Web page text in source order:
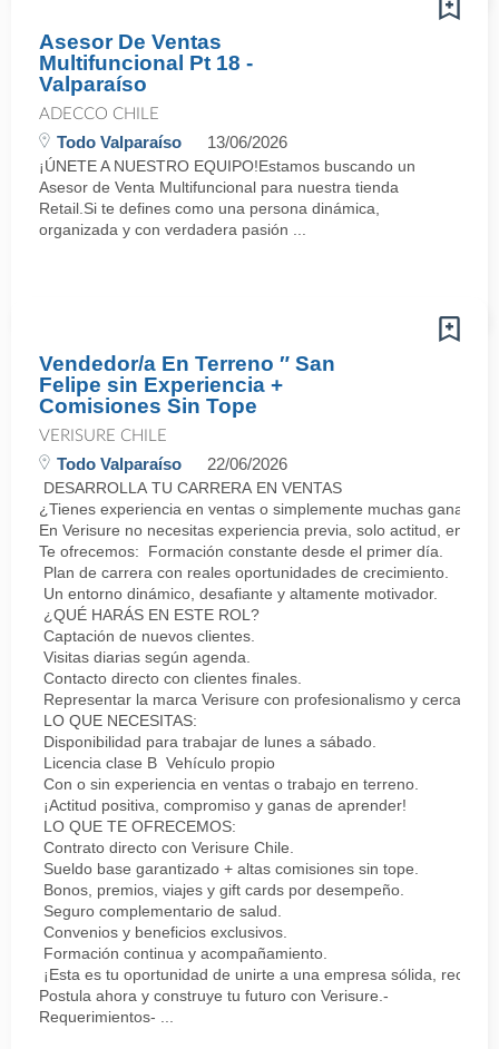
Asesor De Ventas
Multifuncional Pt 18 -
Valparaíso
ADECCO CHILE
Todo Valparaíso 13/06/2026
¡ÚNETE A NUESTRO EQUIPO!Estamos buscando un
Asesor de Venta Multifuncional para nuestra tienda
Retail.Si te defines como una persona dinámica,
organizada y con verdadera pasión ...
Vendedor/a En Terreno ″ San
Felipe sin Experiencia +
Comisiones Sin Tope
VERISURE CHILE
Todo Valparaíso 22/06/2026
DESARROLLA TU CARRERA EN VENTAS
¿Tienes experiencia en ventas o simplemente muchas ganas
En Verisure no necesitas experiencia previa, solo actitud,
Te ofrecemos: Formación constante desde el primer día.
Plan de carrera con reales oportunidades de crecimiento.
Un entorno dinámico, desafiante y altamente motivador.
¿QUÉ HARÁS EN ESTE ROL?
Captación de nuevos clientes.
Visitas diarias según agenda.
Contacto directo con clientes finales.
Representar la marca Verisure con profesionalismo y cercanía.
LO QUE NECESITAS:
Disponibilidad para trabajar de lunes a sábado.
Licencia clase B Vehículo propio
Con o sin experiencia en ventas o trabajo en terreno.
¡Actitud positiva, compromiso y ganas de aprender!
LO QUE TE OFRECEMOS:
Contrato directo con Verisure Chile.
Sueldo base garantizado + altas comisiones sin tope.
Bonos, premios, viajes y gift cards por desempeño.
Seguro complementario de salud.
Convenios y beneficios exclusivos.
Formación continua y acompañamiento.
¡Esta es tu oportunidad de unirte a una empresa sólida,
Postula ahora y construye tu futuro con Verisure.-
Requerimientos- ...